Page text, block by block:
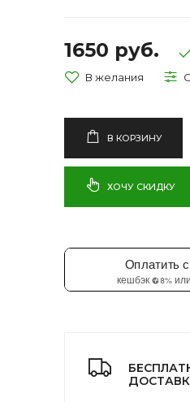
1650 руб.
В КОРЗИНУ
ХОЧУ СКИДКУ